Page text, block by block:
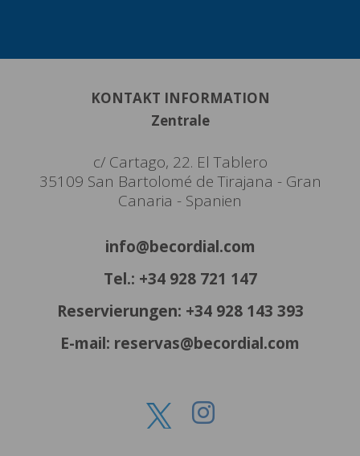
KONTAKT INFORMATION
Zentrale
c/ Cartago, 22. El Tablero
35109 San Bartolomé de Tirajana - Gran
Canaria - Spanien
info@becordial.com
Tel.: +34 928 721 147
Reservierungen: +34 928 143 393
E-mail: reservas@becordial.com